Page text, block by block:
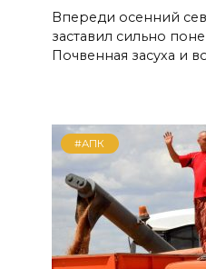
Впереди осенний
заставил сильно
Почвенная засуха и
#АПК